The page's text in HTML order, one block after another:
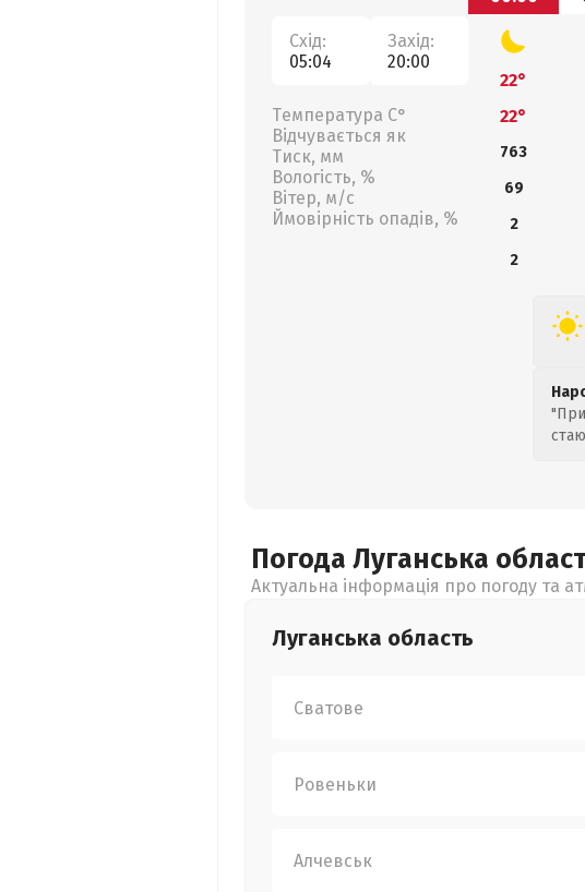
Схід:
05:04
Захід:
20:00
Температура С°
Відчувається як
Тиск, мм
Вологість, %
Вітер, м/с
Ймовірність опадів, %
22°
22°
763
69
2
2
Погода Луганська
Актуальна інформація про погоду та
Луганська область
Сватове
Ровеньки
Алчевськ